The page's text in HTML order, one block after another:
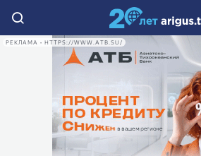
РЕКЛАМА • HTTPS://WWW.ATB.SU/